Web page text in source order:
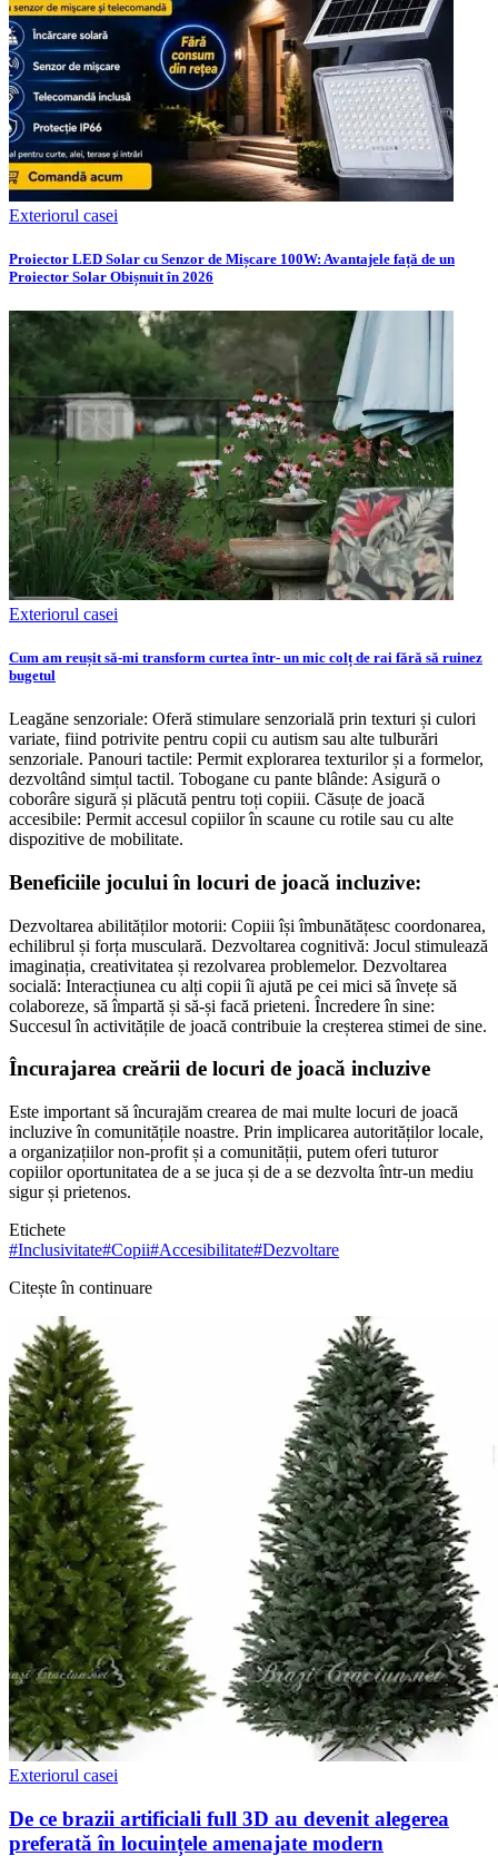
Exteriorul casei
Proiector LED Solar cu Senzor de Mișcare 100W: Avantajele față de un
Proiector Solar Obișnuit în 2026
Exteriorul casei
Cum am reușit să-mi transform curtea într- un mic colț de rai fără să ruinez
bugetul
Leagăne senzoriale: Oferă stimulare senzorială prin texturi și culori
variate, fiind potrivite pentru copii cu autism sau alte tulburări
senzoriale. Panouri tactile: Permit explorarea texturilor și a formelor,
dezvoltând simțul tactil. Tobogane cu pante blânde: Asigură o
coborâre sigură și plăcută pentru toți copiii. Căsuțe de joacă
accesibile: Permit accesul copiilor în scaune cu rotile sau cu alte
dispozitive de mobilitate.
Beneficiile jocului în locuri de joacă incluzive:
Dezvoltarea abilităților motorii: Copiii își îmbunătățesc coordonarea,
echilibrul și forța musculară. Dezvoltarea cognitivă: Jocul stimulează
imaginația, creativitatea și rezolvarea problemelor. Dezvoltarea
socială: Interacțiunea cu alți copii îi ajută pe cei mici să învețe să
colaboreze, să împartă și să-și facă prieteni. Încredere în sine:
Succesul în activitățile de joacă contribuie la creșterea stimei de sine.
Încurajarea creării de locuri de joacă incluzive
Este important să încurajăm crearea de mai multe locuri de joacă
incluzive în comunitățile noastre. Prin implicarea autorităților locale,
a organizațiilor non-profit și a comunității, putem oferi tuturor
copiilor oportunitatea de a se juca și de a se dezvolta într-un mediu
sigur și prietenos.
Etichete
#Inclusivitate#Copii#Accesibilitate#Dezvoltare
Citește în continuare
Exteriorul casei
De ce brazii artificiali full 3D au devenit alegerea
preferată în locuințele amenajate modern